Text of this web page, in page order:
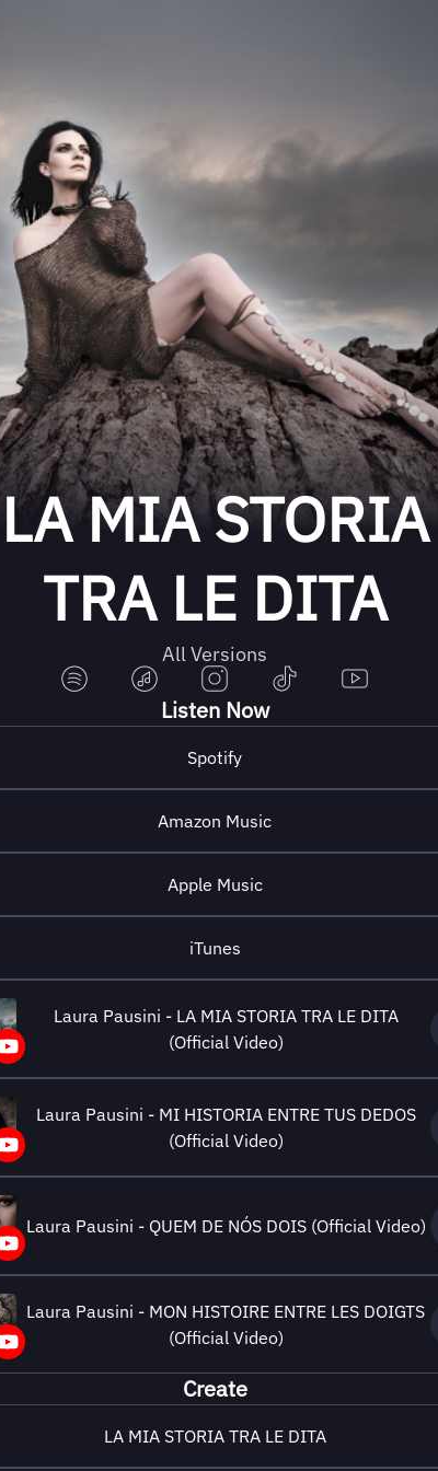
LA MIA STORIA
TRA LE DITA
All Versions
Listen Now
Spotify
Amazon Music
Apple Music
iTunes
Laura Pausini - LA MIA STORIA TRA LE DITA
(Official Video)
Laura Pausini - MI HISTORIA ENTRE TUS DEDOS
(Official Video)
Laura Pausini - QUEM DE NÓS DOIS (Official Video)
Laura Pausini - MON HISTOIRE ENTRE LES DOIGTS
(Official Video)
Create
LA MIA STORIA TRA LE DITA